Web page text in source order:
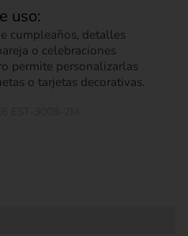
uso:
cumpleaños, detalles
o celebraciones
permite personalizarlas
o tarjetas decorativas.